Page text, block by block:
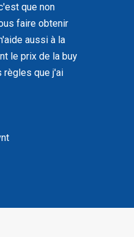
que non
faire obtenir
aussi à la
le prix de la buy
règles que j'ai